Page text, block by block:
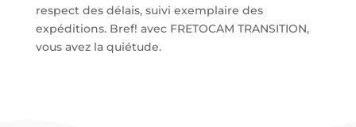
respect des délais, suivi exemplaire des
expéditions. Bref! avec FRETOCAM TRANSITION,
vous avez la quiétude.